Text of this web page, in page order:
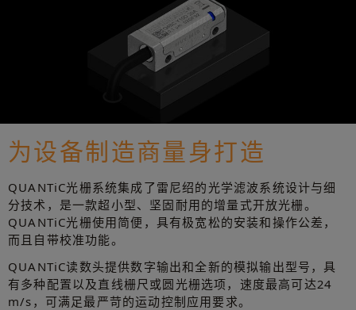
为设备制造商量身打造
QUANTiC光栅系统集成了雷尼绍的光学滤波系统设计与细
分技术，是一款超小型、坚固耐用的增量式开放光栅。
QUANTiC光栅使用简便，具有极宽松的安装和操作公差，
而且自带校准功能。
QUANTiC读数头提供数字输出和全新的模拟输出型号，具
有多种配置以及直线栅尺或圆光栅选项，速度最高可达24
m/s，可满足最严苛的运动控制应用要求。